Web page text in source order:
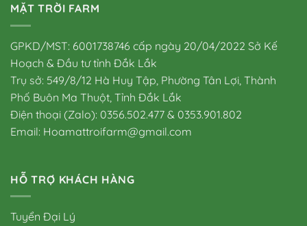
MẶT TRỜI FARM
GPKD/MST: 6001738746 cấp ngày 20/04/2022 Sở Kế
Hoạch & Đầu tư tỉnh Đắk Lắk
Trụ sở: 549/8/12 Hà Huy Tập, Phường Tân Lợi, Thành
Phố Buôn Ma Thuột, Tỉnh Đắk Lắk
Điện thoại (Zalo): 0356.502.477 & 0353.901.802
Email: Hoamattroifarm@gmail.com
HỖ TRỢ KHÁCH HÀNG
Tuyển Đại Lý